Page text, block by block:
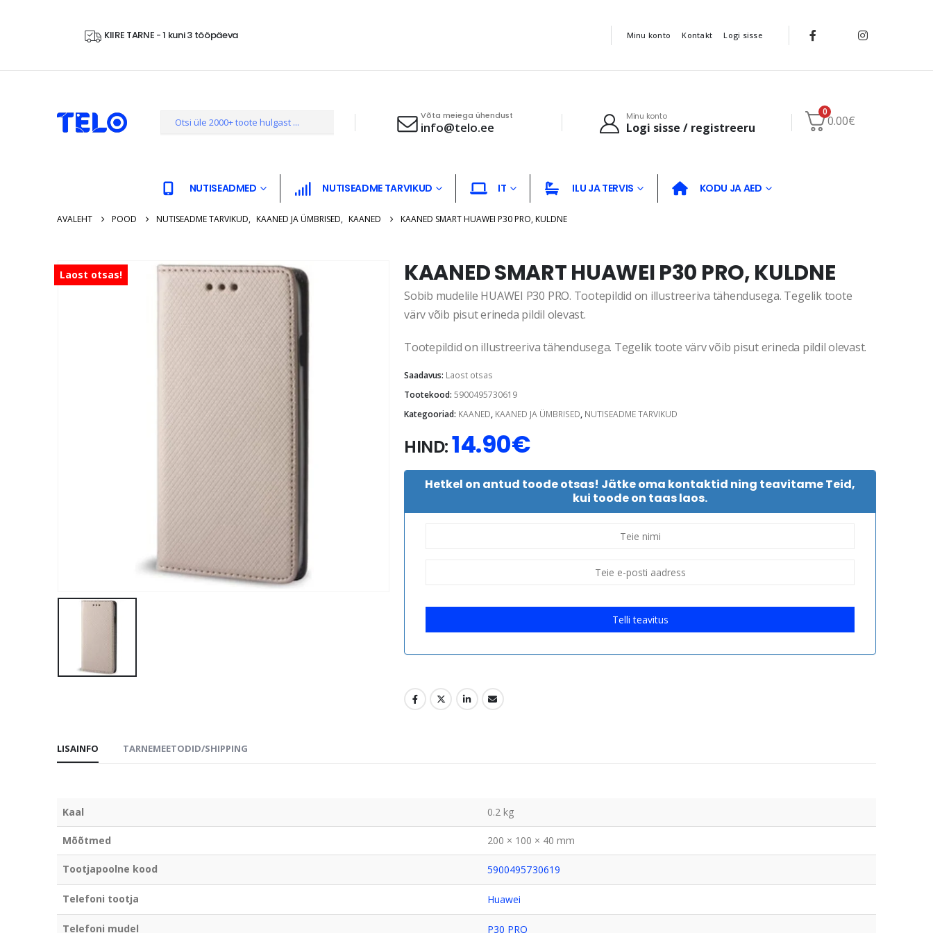
KIIRE TARNE - 1 kuni 3 tööpäeva Minu konto Kontakt Logi sisse
Võta meiega ühendust
info@telo.ee
Minu konto
Logi sisse / registreeru
0
0.00€
NUTISEADMED NUTISEADME TARVIKUD IT ILU JA TERVIS KODU JA AED
AVALEHT POOD NUTISEADME TARVIKUD, KAANED JA ÜMBRISED, KAANED KAANED SMART HUAWEI P30 PRO, KULDNE
Laost otsas! KAANED SMART HUAWEI P30 PRO, KULDNE
Sobib mudelile HUAWEI P30 PRO. Tootepildid on illustreeriva tähendusega. Tegelik toote
värv võib pisut erineda pildil olevast.
Tootepildid on illustreeriva tähendusega. Tegelik toote värv võib pisut erineda pildil olevast.
Saadavus: Laost otsas
Tootekood: 5900495730619
Kategooriad: KAANED, KAANED JA ÜMBRISED, NUTISEADME TARVIKUD
HIND:14.90€
Hetkel on antud toode otsas! Jätke oma kontaktid ning teavitame Teid,
kui toode on taas laos.
Telli teavitus
LISAINFO TARNEMEETODID/SHIPPING
Kaal 0.2 kg
Mõõtmed 200 × 100 × 40 mm
Tootjapoolne kood 5900495730619
Telefoni tootja Huawei
Telefoni mudel P30 PRO